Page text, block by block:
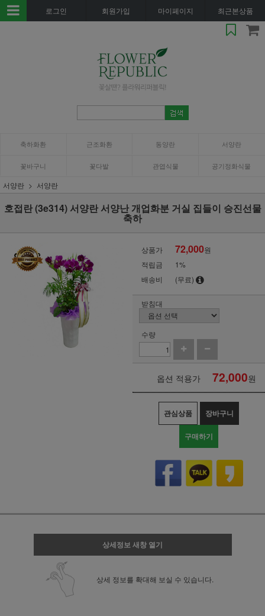
로그인 회원가입 마이페이지 최근본상품
축하화환 근조화환 동양란 서양란
꽃바구니 꽃다발 관엽식물 공기정화식물
서양란 서양란
호접란 (3e314) 서양란 서양난 개업화분 거실 집들이 승진선물
축하
상품가 72,000원
적립금
1%
배송비
(무료)
받침대
수량
옵션 적용가 72,000원
관심상품 장바구니
구매하기
상세정보 새창 열기
상세 정보를 확대해 보실 수 있습니다.